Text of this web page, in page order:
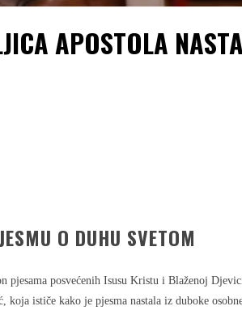
APOSTOLA
O DUHU SVETOM
pjesama posvećenih Isusu Kristu i Blaženoj
ističe kako je pjesma nastala iz duboke